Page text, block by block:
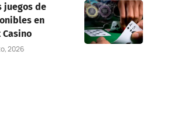
juegos de
en
2026